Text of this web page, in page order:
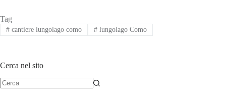
Tag
#cantiere lungolago como #lungolago Como
Cerca nel sito